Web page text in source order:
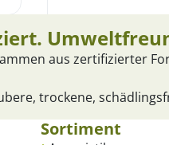
aus zertifizierter
trockene,
Sortiment